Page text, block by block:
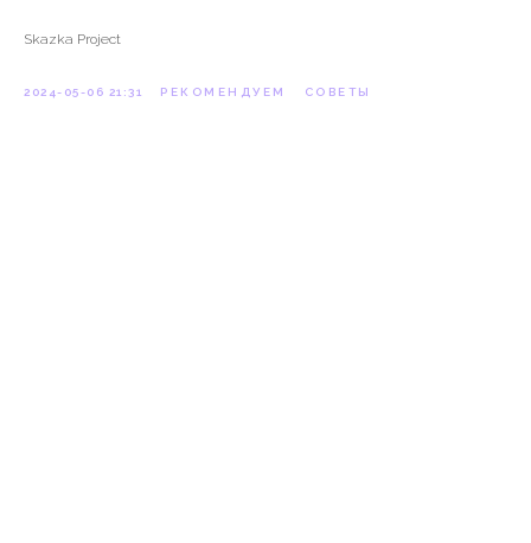
Skazka Project
2024-05-06 21:31 РЕКОМЕНДУЕМ СОВЕТЫ